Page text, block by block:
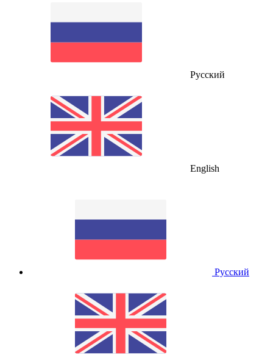
Русский
English
Русский